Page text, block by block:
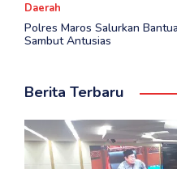
Daerah
Polres Maros Salurkan
Sambut Antusias
Berita Terbaru